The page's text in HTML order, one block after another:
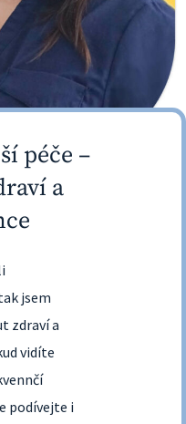
péče –
a
jsem
zdraví a
vidíte
podívejte i